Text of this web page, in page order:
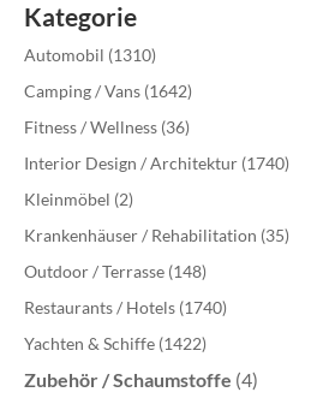
Kategorie
Automobil (1310)
Camping / Vans (1642)
Fitness / Wellness (36)
Interior Design / Architektur (1740)
Kleinmöbel (2)
Krankenhäuser / Rehabilitation (35)
Outdoor / Terrasse (148)
Restaurants / Hotels (1740)
Yachten & Schiffe (1422)
Zubehör / Schaumstoffe (4)